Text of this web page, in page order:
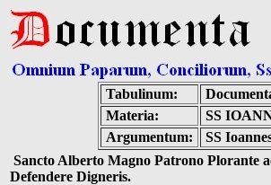
Tabulinum:
Materia:
SS
Argumentum:
SS
Sancto Alberto Magno Patrono Plorante
Defendere Digneris.